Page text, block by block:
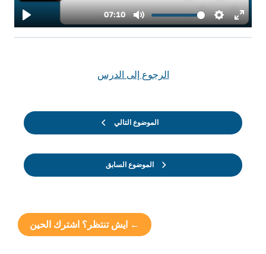
الموضوع السابق
الرجوع إلى الدرس
الموضوع التالي
← ايش تنتظر؟ اشترك الحين